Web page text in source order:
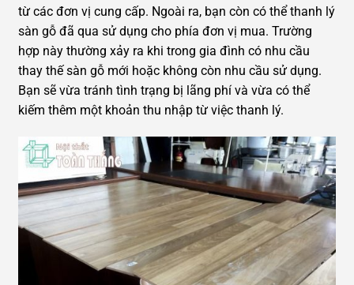
từ các đơn vị cung cấp. Ngoài ra, bạn còn có thể thanh lý
sàn gỗ đã qua sử dụng cho phía đơn vị mua. Trường
hợp này thường xảy ra khi trong gia đình có nhu cầu
thay thế sàn gỗ mới hoặc không còn nhu cầu sử dụng.
Bạn sẽ vừa tránh tình trạng bị lãng phí và vừa có thể
kiếm thêm một khoản thu nhập từ việc thanh lý.